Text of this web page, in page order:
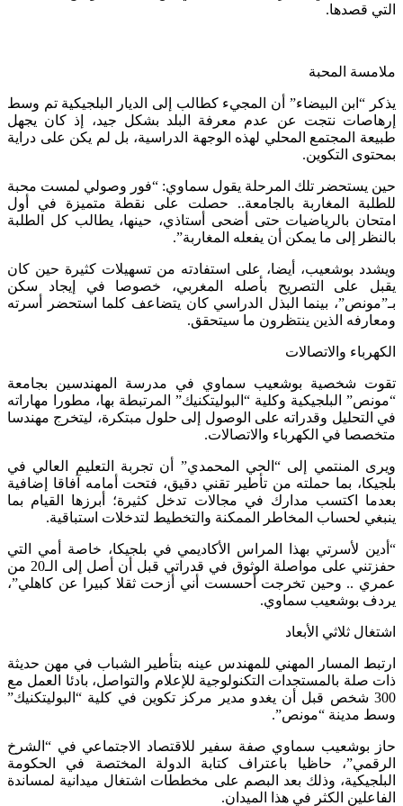
قصدها.
المحبة
“ابن البيضاء” أن المجيء كطالب إلى الديار البلجيكية تم وسط
نتجت عن عدم معرفة البلد بشكل جيد، إذ كان يجهل
المجتمع المحلي لهذه الوجهة الدراسية، بل لم يكن على دراية
التكوين.
يستحضر تلك المرحلة يقول سماوي: “فور وصولي لمست محبة
المغاربة بالجامعة.. حصلت على نقطة متميزة في أول
بالرياضيات حتى أضحى أستاذي، حينها، يطالب كل الطلبة
إلى ما يمكن أن يفعله المغاربة”.
بوشعيب، أيضا، على استفادته من تسهيلات كثيرة حين كان
على التصريح بأصله المغربي، خصوصا في إيجاد سكن
بينما البذل الدراسي كان يتضاعف كلما استحضر أسرته
الذين ينتظرون ما سيتحقق.
والاتصالات
شخصية بوشعيب سماوي في مدرسة المهندسين بجامعة
البلجيكية وكلية “البوليتكنيك” المرتبطة بها، مطورا مهاراته
وقدراته على الوصول إلى حلول مبتكرة، ليتخرج مهندسا
في الكهرباء والاتصالات.
المنتمي إلى “الحي المحمدي” أن تجربة التعليم العالي في
بما حملته من تأطير تقني دقيق، فتحت أمامه آفاقا إضافية
اكتسب مدارك في مجالات تدخل كثيرة؛ أبرزها القيام بما
لحساب المخاطر الممكنة والتخطيط لتدخلات استباقية.
لأسرتي بهذا المراس الأكاديمي في بلجيكا، خاصة أمي التي
حفزتني على مواصلة الوثوق في قدراتي قبل أن أصل إلى الـ20 من
.. وحين تخرجت أحسست أني أزحت ثقلا كبيرا عن كاهلي”،
بوشعيب سماوي.
ثلاثي الأبعاد
المسار المهني للمهندس عينه بتأطير الشباب في مهن حديثة
صلة بالمستجدات التكنولوجية للإعلام والتواصل، بادئا العمل مع
300 شخص قبل أن يغدو مدير مركز تكوين في كلية “البوليتكنيك”
مدينة “مونص”.
بوشعيب سماوي صفة سفير للاقتصاد الاجتماعي في “الشرخ
حاظيا باعتراف كتابة الدولة المختصة في الحكومة
وذلك بعد البصم على مخططات اشتغال ميدانية لمساندة
الكثر في هذا الميدان.